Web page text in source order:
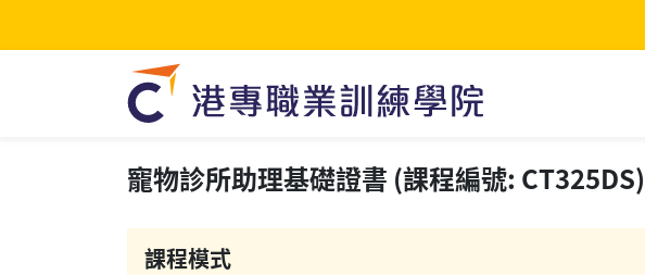
寵物診所助理基礎證書 (課程編號: CT325DS)
課程模式